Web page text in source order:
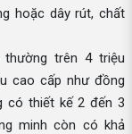
hoặc dây rút, chất
thường trên 4 triệu
cao cấp như đồng
có thiết kế 2 đến 3
minh còn có khả